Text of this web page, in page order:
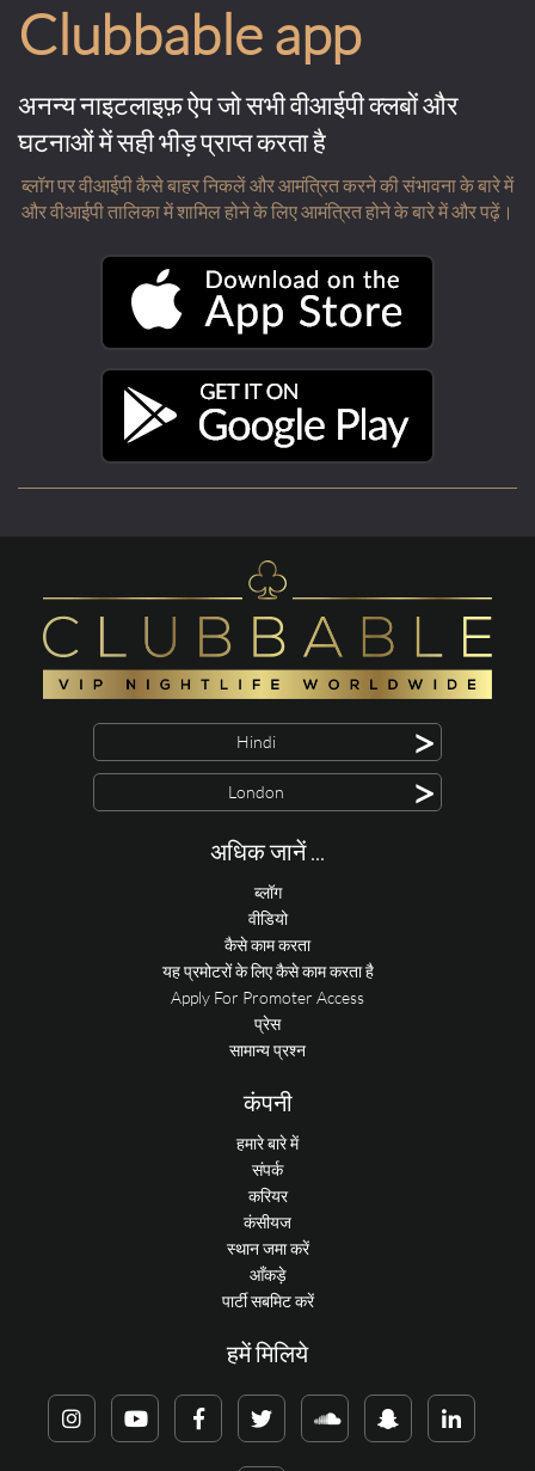
Clubbable app
अनन्य नाइटलाइफ़ ऐप जो सभी वीआईपी क्लबों और
घटनाओं में सही भीड़ प्राप्त करता है
ब्लॉग पर वीआईपी कैसे बाहर निकलें और आमंत्रित करने की संभावना के बारे में
और वीआईपी तालिका में शामिल होने के लिए आमंत्रित होने के बारे में और पढ़ें।
Hindi >
London >
अधिक जानें ...
ब्लॉग
वीडियो
कैसे काम करता
यह प्रमोटरों के लिए कैसे काम करता है
Apply For Promoter Access
प्रेस
सामान्य प्रश्न
कंपनी
हमारे बारे में
संपर्क
करियर
कंसीयज
स्थान जमा करें
आँकड़े
पार्टी सबमिट करें
हमें मिलिये